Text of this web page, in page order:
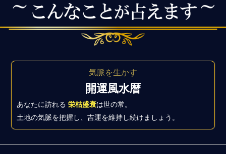
気脈を生かす
開運風水暦
あなたに訪れる栄枯盛衰は世の常。
土地の気脈を把握し、吉運を維持し続けましょう。